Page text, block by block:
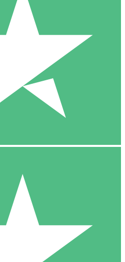
Individuels
crédits de téléchargement. Sans
10 00
20 00